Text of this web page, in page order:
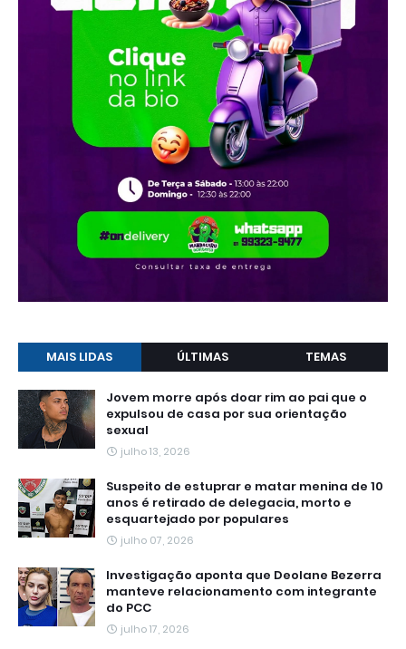
MAIS LIDAS ÚLTIMAS TEMAS
Jovem morre após doar rim ao pai que o
expulsou de casa por sua orientação
sexual
julho 13, 2026
Suspeito de estuprar e matar menina de 10
anos é retirado de delegacia, morto e
esquartejado por populares
julho 07, 2026
Investigação aponta que Deolane Bezerra
manteve relacionamento com integrante
do PCC
julho 17, 2026